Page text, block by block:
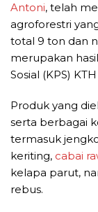
Antoni, telah
agroforestri
total 9 ton dan
merupakan
Sosial (KPS)
Produk yang
serta berbagai
termasuk
keriting, cabai
kelapa parut,
rebus.